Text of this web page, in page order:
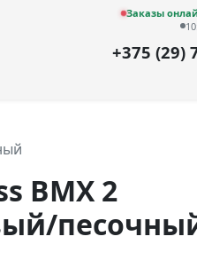
Заказы
+375 (29)
BMX 2